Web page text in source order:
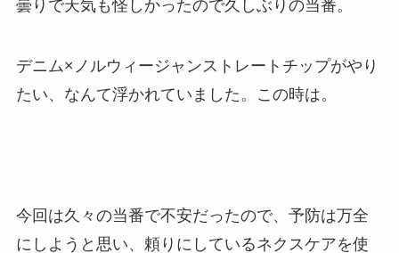
曇りで天気も怪しかったので久しぶりの当番。
デニム×ノルウィージャンストレートチップがやり
たい、なんて浮かれていました。この時は。
今回は久々の当番で不安だったので、予防は万全
にしようと思い、頼りにしているネクスケアを使